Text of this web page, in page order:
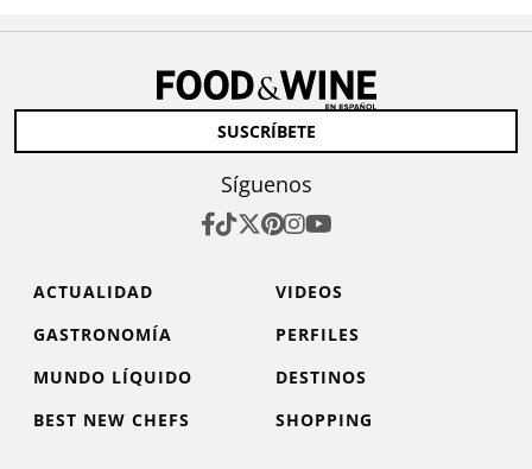
SUSCRÍBETE
Síguenos
ACTUALIDAD
VIDEOS
GASTRONOMÍA
PERFILES
MUNDO LÍQUIDO
DESTINOS
BEST NEW CHEFS
SHOPPING